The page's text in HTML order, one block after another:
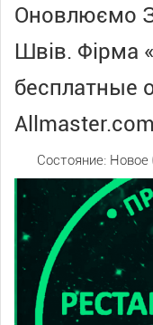
Оновлюємо
Швів. Фірма
бесплатные
Состояние: Новое